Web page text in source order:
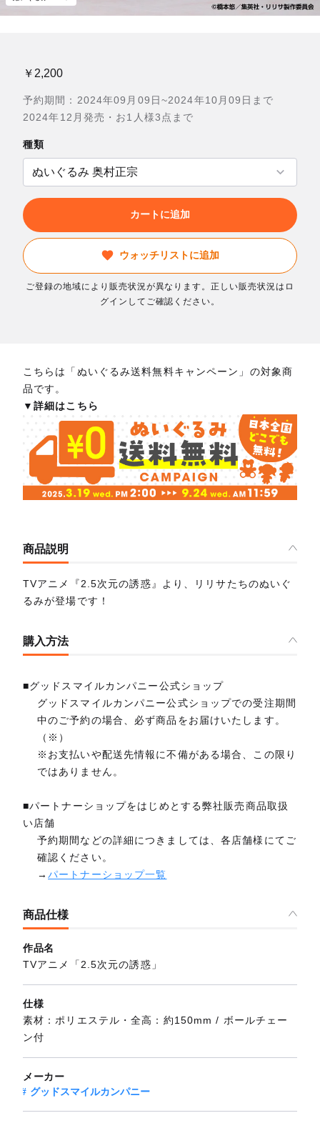
￥2,200
予約期間：2024年09月09日~2024年10月09日まで
2024年12月発売・お1人様3点まで
種類
カートに追加
ウォッチリストに追加
ご登録の地域により販売状況が異なります。正しい販売状況はロ
グインしてご確認ください。
こちらは「ぬいぐるみ送料無料キャンペーン」の対象商
品です。
▼詳細はこちら
商品説明
TVアニメ『2.5次元の誘惑』より、リリサたちのぬいぐ
るみが登場です！
購入方法
■グッドスマイルカンパニー公式ショップ
グッドスマイルカンパニー公式ショップでの受注期間
中のご予約の場合、必ず商品をお届けいたします。
（※）
※お支払いや配送先情報に不備がある場合、この限り
ではありません。
■パートナーショップをはじめとする弊社販売商品取扱
い店舗
予約期間などの詳細につきましては、各店舗様にてご
確認ください。
→パートナーショップ一覧
商品仕様
作品名
TVアニメ「2.5次元の誘惑」
仕様
素材：ポリエステル・全高：約150mm / ボールチェー
ン付
メーカー
グッドスマイルカンパニー